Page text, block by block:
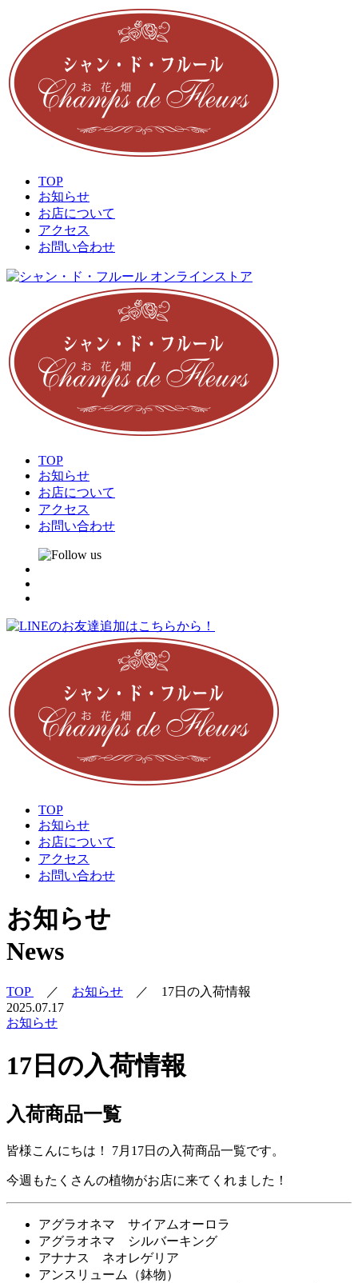
TOP
お知らせ
お店について
アクセス
お問い合わせ
TOP
お知らせ
お店について
アクセス
お問い合わせ
TOP
お知らせ
お店について
アクセス
お問い合わせ
お知らせ
News
TOP ／ お知らせ ／ 17日の入荷情報
2025.07.17
お知らせ
17日の入荷情報
入荷商品一覧
皆様こんにちは！ 7月17日の入荷商品一覧です。
今週もたくさんの植物がお店に来てくれました！
アグラオネマ サイアムオーロラ
アグラオネマ シルバーキング
アナナス ネオレゲリア
アンスリューム（鉢物）